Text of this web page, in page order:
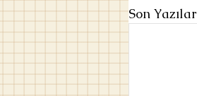
Son Yazılar